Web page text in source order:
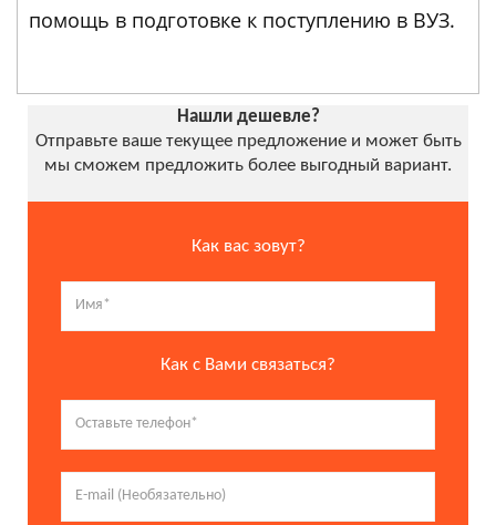
помощь в подготовке к поступлению в ВУЗ.
Нашли дешевле?
Отправьте ваше текущее предложение и может быть
мы сможем предложить более выгодный вариант.
Как вас зовут?
Как с Вами связаться?